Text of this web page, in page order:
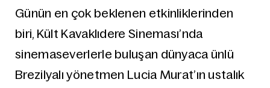
Günün en çok beklenen etkinliklerinden
biri, Kült Kavaklıdere Sineması’nda
sinemaseverlerle buluşan dünyaca ünlü
Brezilyalı yönetmen Lucia Murat’ın ustalık